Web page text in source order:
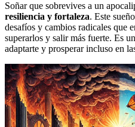
Soñar que sobrevives a un
resiliencia y fortaleza. Este
desafíos y cambios radicales que
superarlos y salir más fuerte. Es
adaptarte y prosperar incluso en